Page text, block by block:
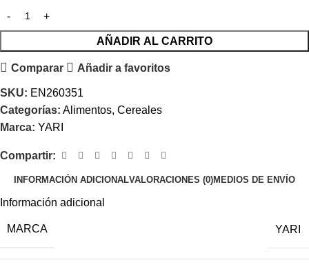
AÑADIR AL CARRITO
Comparar Añadir a favoritos
SKU: EN260351
Categorías: Alimentos, Cereales
Marca: YARI
Compartir:
INFORMACIÓN ADICIONALVALORACIONES (0)MEDIOS DE ENVÍO
Información adicional
MARCA YARI